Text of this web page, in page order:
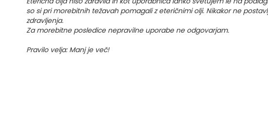
so si pri morebitnih težavah pomagali z eteričnimi olji. Nikakor ne
zdravljenja.
Za morebitne posledice nepravilne uporabe ne odgovarjam.
Pravilo velja: Manj je več!